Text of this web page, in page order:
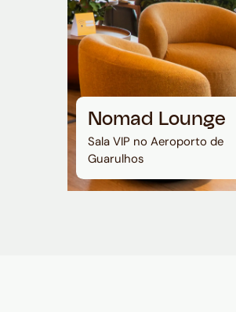
Nomad Lounge
Sala VIP no Aeroporto de
Guarulhos